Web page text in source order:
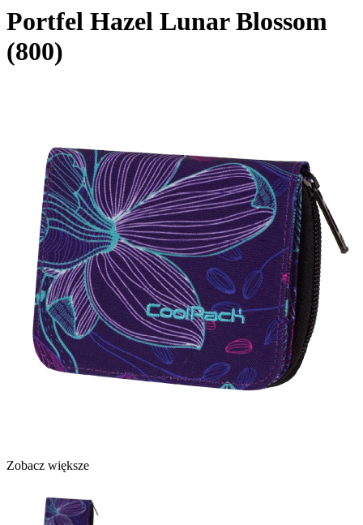
Portfel Hazel Lunar Blossom
(800)
Zobacz większe